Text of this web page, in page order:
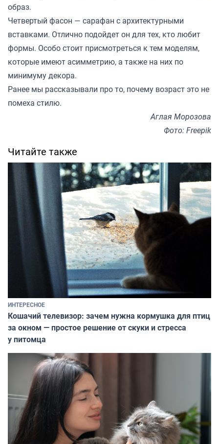
образ.
Четвертый фасон — сарафан с архитектурными
вставками. Отлично подойдет он для тех, кто любит
формы. Особо стоит присмотреться к тем моделям,
которые имеют асимметрию, а также на них по
минимуму декора.
Ранее мы рассказывали про то, почему возраст это не
помеха стилю.
Аглая Морозова
Фото: Freepik
Читайте также
ИНТЕРЕСНОЕ
Кошачий телевизор: зачем нужна кормушка для птиц
за окном — простое решение от скуки и стресса
у питомца